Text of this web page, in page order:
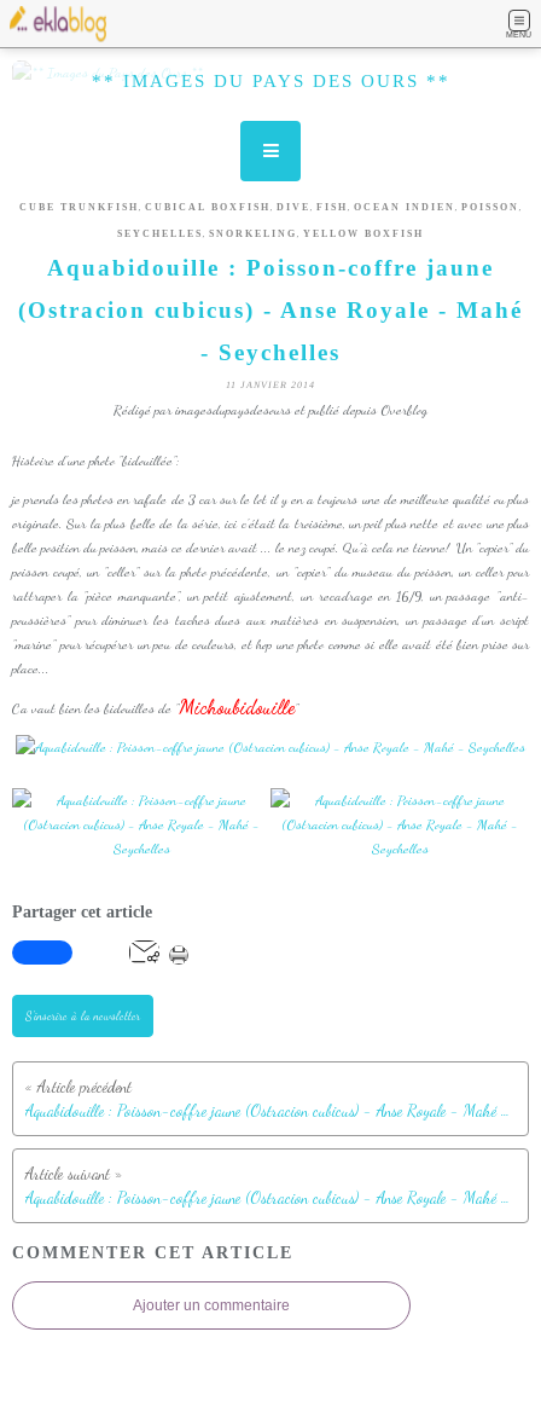
MENU
** IMAGES DU PAYS DES OURS **
CUBE TRUNKFISH , CUBICAL BOXFISH , DIVE , FISH , OCEAN INDIEN , POISSON ,
SEYCHELLES , SNORKELING , YELLOW BOXFISH
Aquabidouille : Poisson-coffre jaune
(Ostracion cubicus) - Anse Royale - Mahé
- Seychelles
11 JANVIER 2014
Rédigé par imagesdupaysdesours et publié depuis Overblog
Histoire d'une photo "bidouillée":
je prends les photos en rafale de 3 car sur le lot il y en a toujours une de meilleure qualité ou plus
originale. Sur la plus belle de la série, ici c'était la troisième, un poil plus nette et avec une plus
belle position du poisson, mais ce dernier avait ... le nez coupé. Qu'à cela ne tienne! Un "copier" du
poisson coupé, un "coller" sur la photo précédente, un "copier" du museau du poisson, un coller pour
rattraper la "pièce manquante", un petit ajustement, un recadrage en 16/9, un passage "anti-
poussières" pour diminuer les taches dues aux matières en suspension, un passage d'un script
"marine" pour récupérer un peu de couleurs, et hop une photo comme si elle avait été bien prise sur
place...
Ca vaut bien les bidouilles de "Michoubidouille"
Partager cet article
S'inscrire à la newsletter
Aquabidouille : Poisson-coffre jaune (Ostracion cubicus) - Anse Royale - Mahé - Seychelles
Aquabidouille : Poisson-coffre jaune (Ostracion cubicus) - Anse Royale - Mahé - Seychelles
COMMENTER CET ARTICLE
Ajouter un commentaire